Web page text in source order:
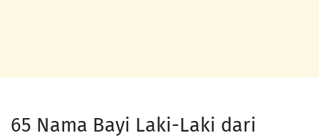
65 Nama Bayi Laki-Laki dari